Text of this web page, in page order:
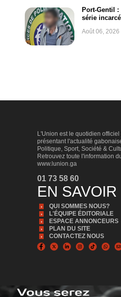
Port-Gentil
série
Août 06, 2026
L'Union est le quotidien officiel
présentant l'actualité
Politique, Sport, Société &
Retrouvez toute l'information
www.lunion.ga
01 73 58 60
EN
QUI SOMMES NOUS?
L'ÉQUIPE ÉDITORIALE
ESPACE ANNONCEURS
PLAN DU SITE
CONTACTEZ NOUS